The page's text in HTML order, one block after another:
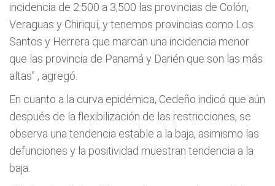
incidencia de 2:500 a 3,500 las provincias de Colón,
Veraguas y Chiriquí, y tenemos provincias como Los
Santos y Herrera que marcan una incidencia menor
que las provincia de Panamá y Darién que son las más
altas” , agregó.
En cuanto a la curva epidémica, Cedeño indicó que aún
después de la flexibilización de las restricciones, se
observa una tendencia estable a la baja, asimismo las
defunciones y la positividad muestran tendencia a la
baja.